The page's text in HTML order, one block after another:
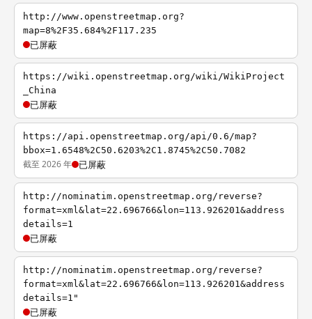
http://www.openstreetmap.org?
map=8%2F35.684%2F117.235
已屏蔽
https://wiki.openstreetmap.org/wiki/WikiProject
_China
已屏蔽
https://api.openstreetmap.org/api/0.6/map?
bbox=1.6548%2C50.6203%2C1.8745%2C50.7082
截至 2026 年 已屏蔽
http://nominatim.openstreetmap.org/reverse?
format=xml&lat=22.696766&lon=113.926201&address
details=1
已屏蔽
http://nominatim.openstreetmap.org/reverse?
format=xml&lat=22.696766&lon=113.926201&address
details=1"
已屏蔽